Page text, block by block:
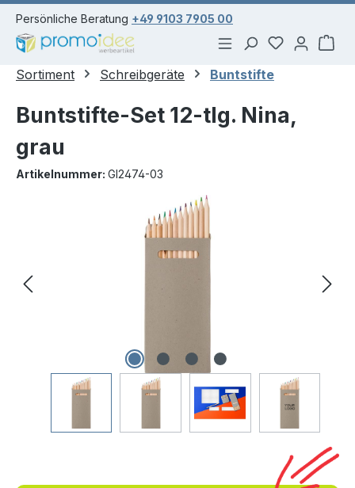
springen
Persönliche Beratung +49 9103 7905 00
Du hast 0
Sortiment Schreibgeräte Buntstifte
Buntstifte-Set 12-tlg. Nina,
grau
Artikelnummer: GI2474-03